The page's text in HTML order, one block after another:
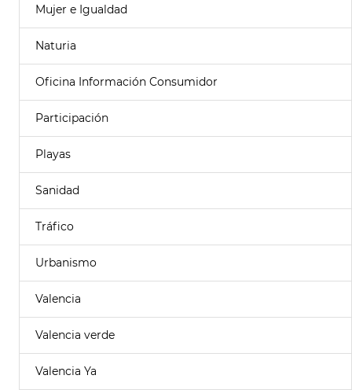
Mujer e Igualdad
Naturia
Oficina Información Consumidor
Participación
Playas
Sanidad
Tráfico
Urbanismo
Valencia
Valencia verde
Valencia Ya